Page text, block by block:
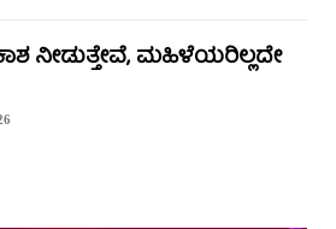
ನೀಡುತ್ತೇವೆ, ಮಹಿಳೆಯರಿಲ್ಲದೇ